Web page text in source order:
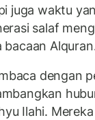
juga waktu
salaf
bacaan
dengan
Ilahi.